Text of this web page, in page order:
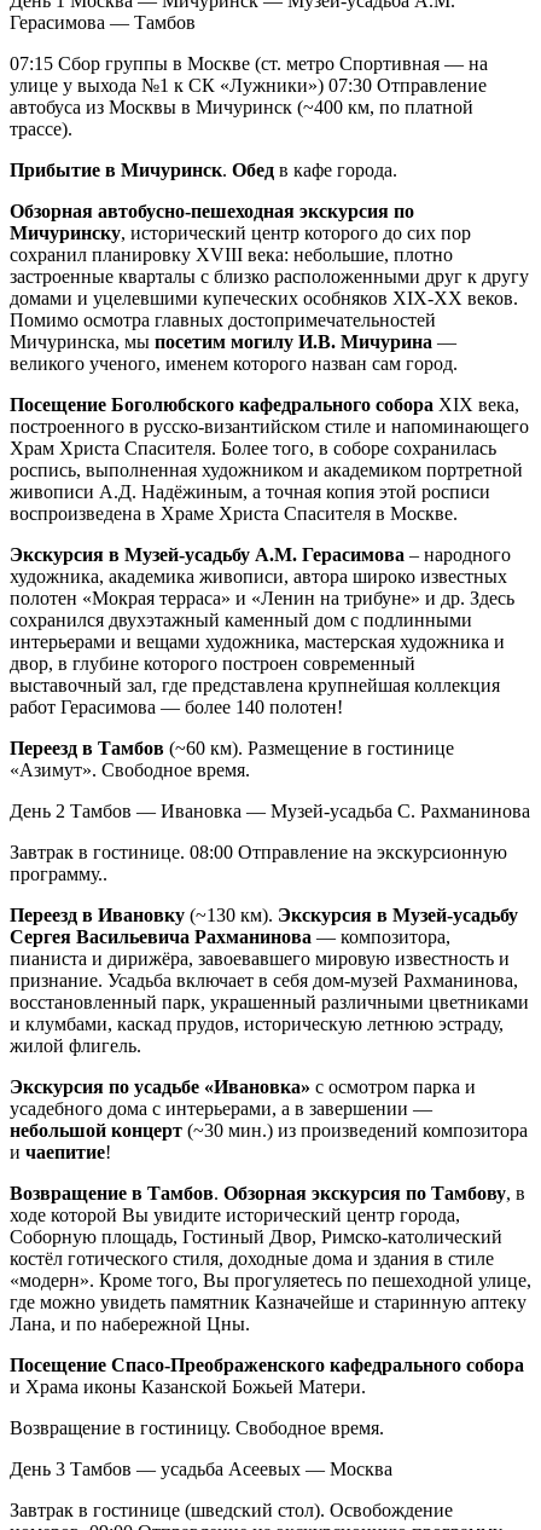
Герасимова — Тамбов
07:15 Сбор группы в Москве (ст. метро Спортивная — на
улице у выхода №1 к СК «Лужники») 07:30 Отправление
автобуса из Москвы в Мичуринск (~400 км, по платной
трассе).
Прибытие в Мичуринск. Обед в кафе города.
Обзорная автобусно-пешеходная экскурсия по
Мичуринску, исторический центр которого до сих пор
сохранил планировку XVIII века: небольшие, плотно
застроенные кварталы с близко расположенными друг к другу
домами и уцелевшими купеческих особняков XIX-XX веков.
Помимо осмотра главных достопримечательностей
Мичуринска, мы посетим могилу И.В. Мичурина —
великого ученого, именем которого назван сам город.
Посещение Боголюбского кафедрального собора XIX века,
построенного в русско-византийском стиле и напоминающего
Храм Христа Спасителя. Более того, в соборе сохранилась
роспись, выполненная художником и академиком портретной
живописи А.Д. Надёжиным, а точная копия этой росписи
воспроизведена в Храме Христа Спасителя в Москве.
Экскурсия в Музей-усадьбу А.М. Герасимова – народного
художника, академика живописи, автора широко известных
полотен «Мокрая терраса» и «Ленин на трибуне» и др. Здесь
сохранился двухэтажный каменный дом с подлинными
интерьерами и вещами художника, мастерская художника и
двор, в глубине которого построен современный
выставочный зал, где представлена крупнейшая коллекция
работ Герасимова — более 140 полотен!
Переезд в Тамбов (~60 км). Размещение в гостинице
«Азимут». Свободное время.
День 2 Тамбов — Ивановка — Музей-усадьба С. Рахманинова
Завтрак в гостинице. 08:00 Отправление на экскурсионную
программу..
Переезд в Ивановку (~130 км). Экскурсия в Музей-усадьбу
Сергея Васильевича Рахманинова — композитора,
пианиста и дирижёра, завоевавшего мировую известность и
признание. Усадьба включает в себя дом-музей Рахманинова,
восстановленный парк, украшенный различными цветниками
и клумбами, каскад прудов, историческую летнюю эстраду,
жилой флигель.
Экскурсия по усадьбе «Ивановка» с осмотром парка и
усадебного дома с интерьерами, а в завершении —
небольшой концерт (~30 мин.) из произведений композитора
и чаепитие!
Возвращение в Тамбов. Обзорная экскурсия по Тамбову, в
ходе которой Вы увидите исторический центр города,
Соборную площадь, Гостиный Двор, Римско-католический
костёл готического стиля, доходные дома и здания в стиле
«модерн». Кроме того, Вы прогуляетесь по пешеходной улице,
где можно увидеть памятник Казначейше и старинную аптеку
Лана, и по набережной Цны.
Посещение Спасо-Преображенского кафедрального собора
и Храма иконы Казанской Божьей Матери.
Возвращение в гостиницу. Свободное время.
День 3 Тамбов — усадьба Асеевых — Москва
Завтрак в гостинице (шведский стол). Освобождение